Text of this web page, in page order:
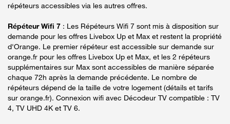
répéteurs accessibles via les autres offres.
Répéteur Wifi 7 : Les Répéteurs Wifi 7 sont mis à disposition sur
demande pour les offres Livebox Up et Max et restent la propriété
d'Orange. Le premier répéteur est accessible sur demande sur
orange.fr pour les offres Livebox Up et Max, et les 2 répéteurs
supplémentaires sur Max sont accessibles de manière séparée
chaque 72h après la demande précédente. Le nombre de
répéteurs dépend de la taille de votre logement (détails et tarifs
sur orange.fr). Connexion wifi avec Décodeur TV compatible : TV
4, TV UHD 4K et TV 6.